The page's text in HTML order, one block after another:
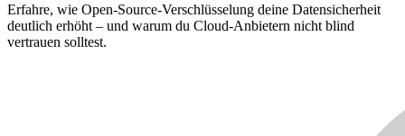
Erfahre, wie Open-Source-Verschlüsselung deine Datensicherheit
deutlich erhöht – und warum du Cloud-Anbietern nicht blind
vertrauen solltest.